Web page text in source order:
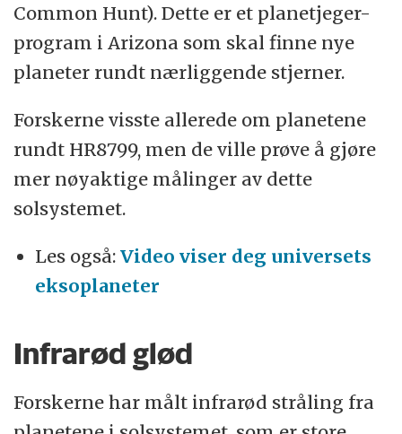
Common Hunt). Dette er et planetjeger-
program i Arizona som skal finne nye
planeter rundt nærliggende stjerner.
Forskerne visste allerede om planetene
rundt HR8799, men de ville prøve å gjøre
mer nøyaktige målinger av dette
solsystemet.
Les også:Video viser deg universets
eksoplaneter
Infrarød glød
Forskerne har målt infrarød stråling fra